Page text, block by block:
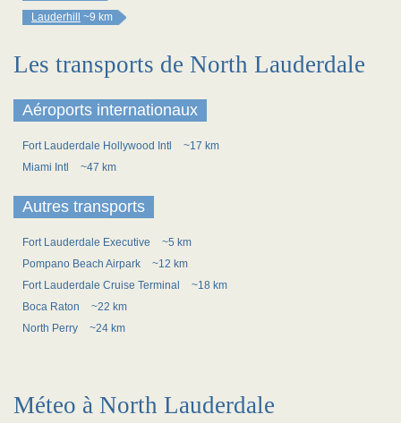
Lauderhill
~9 km
Les transports de North Lauderdale
Aéroports internationaux
Fort Lauderdale Hollywood Intl
~17 km
Miami Intl
~47 km
Autres transports
Fort Lauderdale Executive
~5 km
Pompano Beach Airpark
~12 km
Fort Lauderdale Cruise Terminal
~18 km
Boca Raton
~22 km
North Perry
~24 km
Méteo à North Lauderdale